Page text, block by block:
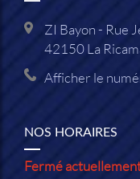
ZI Bayon - Rue
42150La
Afficher le
NOS HORAIRES
Fermé